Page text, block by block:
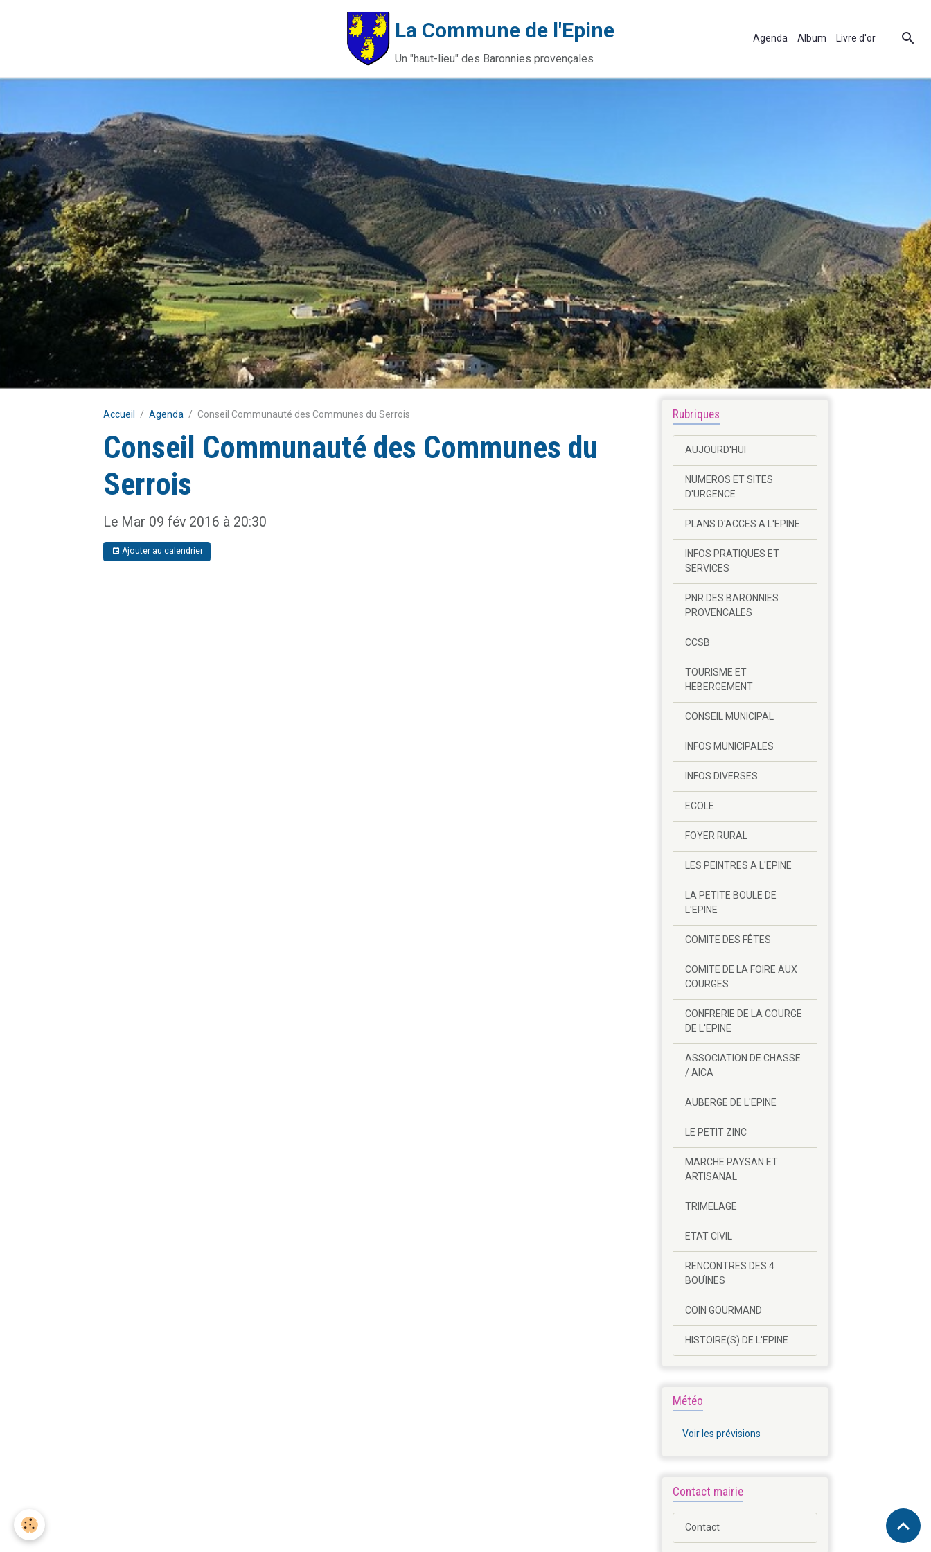
La Commune de l'Epine
Un "haut-lieu" des Baronnies provençales
Agenda Album Livre d'or
Accueil Agenda Conseil Communauté des Communes du Serrois
Conseil Communauté des Communes du
Serrois
Le Mar 09 fév 2016 à 20:30
Ajouter au calendrier
Rubriques
AUJOURD'HUI
NUMEROS ET SITES
D'URGENCE
PLANS D'ACCES A L'EPINE
INFOS PRATIQUES ET
SERVICES
PNR DES BARONNIES
PROVENCALES
CCSB
TOURISME ET
HEBERGEMENT
CONSEIL MUNICIPAL
INFOS MUNICIPALES
INFOS DIVERSES
ECOLE
FOYER RURAL
LES PEINTRES A L'EPINE
LA PETITE BOULE DE
L'EPINE
COMITE DES FÊTES
COMITE DE LA FOIRE AUX
COURGES
CONFRERIE DE LA COURGE
DE L'EPINE
ASSOCIATION DE CHASSE
/ AICA
AUBERGE DE L'EPINE
LE PETIT ZINC
MARCHE PAYSAN ET
ARTISANAL
TRIMELAGE
ETAT CIVIL
RENCONTRES DES 4
BOUÏNES
COIN GOURMAND
HISTOIRE(S) DE L'EPINE
Météo
Voir les prévisions
Contact mairie
Contact